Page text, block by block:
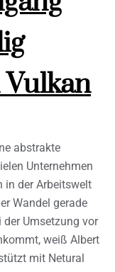
abstrakte
Unternehmen
in der Arbeitswelt
Wandel gerade
Umsetzung vor
weiß Albert
mit Netural